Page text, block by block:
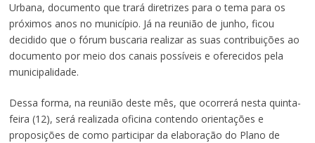
Urbana, documento que trará diretrizes para o tema para os
próximos anos no município. Já na reunião de junho, ficou
decidido que o fórum buscaria realizar as suas contribuições ao
documento por meio dos canais possíveis e oferecidos pela
municipalidade.
Dessa forma, na reunião deste mês, que ocorrerá nesta quinta-
feira (12), será realizada oficina contendo orientações e
proposições de como participar da elaboração do Plano de